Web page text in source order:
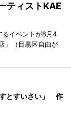
ティストKAE
るイベントが8月4
」（目黒区自由が
とすいさい」 作